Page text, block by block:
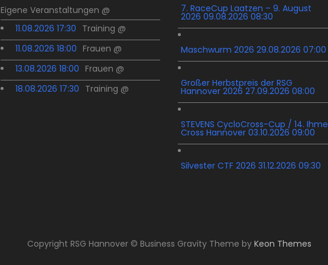
Eigene Veranstaltungen @
11.08.2026 17:30 Training @
11.08.2026 18:00 Frauen @
13.08.2026 18:00 Frauen @
18.08.2026 17:30 Training @
7. RaceCup Laatzen – 9. August
2026 09.08.2026 08:30
Maschwurm 2026 29.08.2026 07:00
Großer Herbstpreis der RSG
Hannover 2026 27.09.2026 08:00
STEVENS CycloCross-Cup / 14. Ihme
Cross Hannover 03.10.2026 09:00
Silvester CTF 2026 31.12.2026 09:30
Copyright RSG Hannover © Business Gravity Theme by Keon Themes